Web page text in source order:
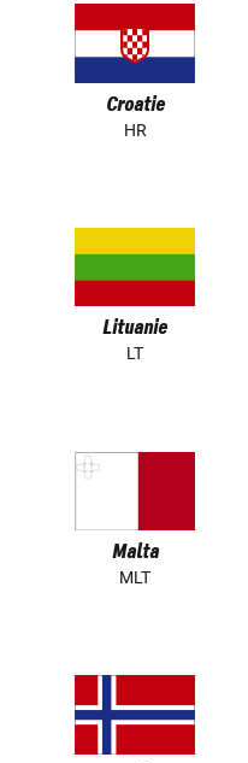
Croatie
HR
Lituanie
LT
Malta
MLT